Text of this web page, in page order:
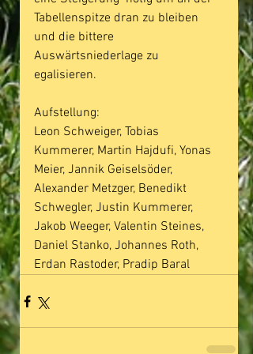
Tabellenspitze dran zu bleiben
und die bittere
Auswärtsniederlage zu
egalisieren.
Aufstellung:
Leon Schweiger, Tobias
Kummerer, Martin Hajdufi, Yonas
Meier, Jannik Geiselsöder,
Alexander Metzger, Benedikt
Schwegler, Justin Kummerer,
Jakob Weeger, Valentin Steines,
Daniel Stanko, Johannes Roth,
Erdan Rastoder, Pradip Baral